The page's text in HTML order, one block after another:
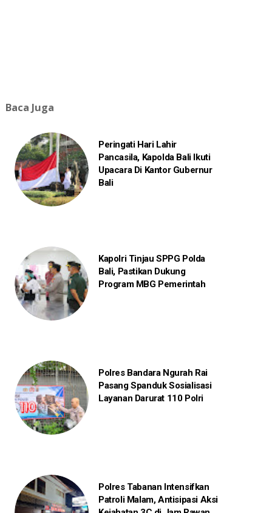
Baca Juga
Peringati Hari Lahir
Pancasila, Kapolda Bali Ikuti
Upacara Di Kantor Gubernur
Bali
Kapolri Tinjau SPPG Polda
Bali, Pastikan Dukung
Program MBG Pemerintah
Polres Bandara Ngurah Rai
Pasang Spanduk Sosialisasi
Layanan Darurat 110 Polri
Polres Tabanan Intensifkan
Patroli Malam, Antisipasi Aksi